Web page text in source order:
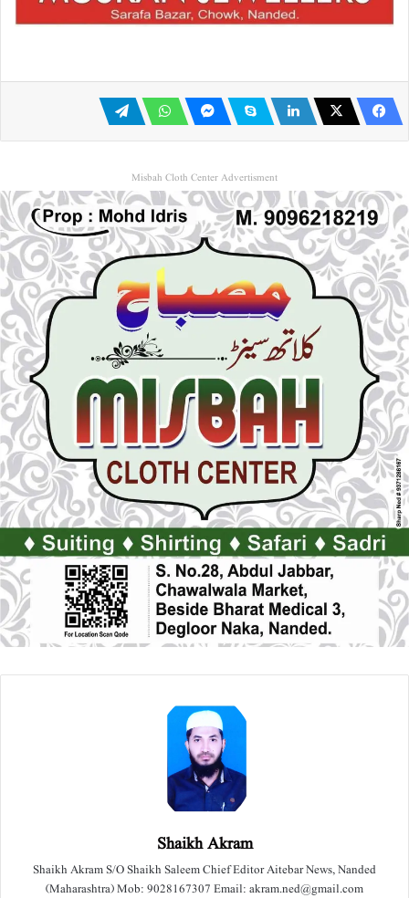
Misbah Cloth Center Advertisment
Shaikh Akram
Shaikh Akram S/O Shaikh Saleem Chief Editor Aitebar News, Nanded
(Maharashtra) Mob: 9028167307 Email: akram.ned@gmail.com